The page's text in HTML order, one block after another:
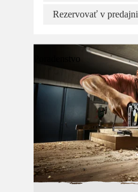
Rezervovať v predajni
Poradenstvo